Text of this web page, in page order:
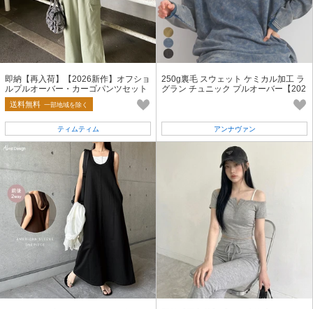
即納【再入荷】【2026新作】オフショ
ルプルオーバー・カーゴパンツセット
アップ 上下セット スウェット
送料無料 一部地域を除く
ティムティム
250g裏毛 スウェット ケミカル加工 ラ
グラン チュニック プルオーバー【202
アンナヴァン